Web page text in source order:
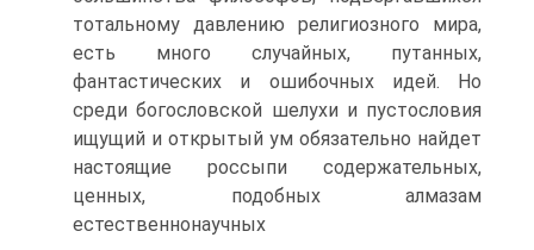
тотальному давлению религиозного мира,
есть много случайных, путанных,
фантастических и ошибочных идей. Но
среди богословской шелухи и пустословия
ищущий и открытый ум обязательно найдет
настоящие россыпи содержательных,
ценных, подобных алмазам
естественнонаучных